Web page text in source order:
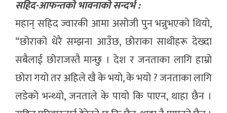
सहिद-आफन्तको भावनाको सन्दर्भ :
महान् सहिद ज्वारकी आमा असोजी पुन भन्नुभएको थियो,
“छोराको धेरै सम्झना आउँछ, छोराका साथीहरू देख्दा
सबैलाई छोराजस्तै मान्छु । देश र जनताका लागि हाम्रो
छोरा गयो तर अहिले खै के भयो, के भयो ? जनताका लागि
लडेको भन्थ्यो, जनताले के पायो कि पाएन, थाहा छैन ।